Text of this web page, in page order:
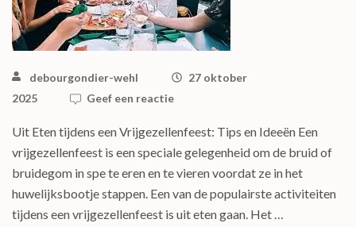
debourgondier-wehl
27 oktober
2025
Geef een reactie
Uit Eten tijdens een Vrijgezellenfeest: Tips en Ideeën Een
vrijgezellenfeest is een speciale gelegenheid om de bruid of
bruidegom in spe te eren en te vieren voordat ze in het
huwelijksbootje stappen. Een van de populairste activiteiten
tijdens een vrijgezellenfeest is uit eten gaan. Het …